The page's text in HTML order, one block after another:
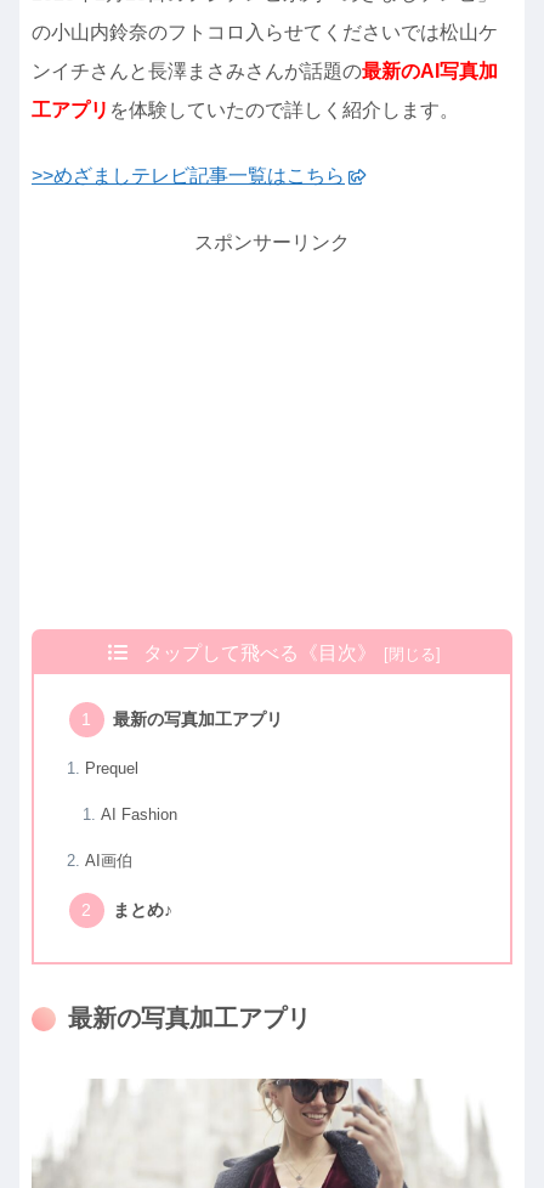
の小山内鈴奈のフトコロ入らせてくださいでは松山ケ
ンイチさんと長澤まさみさんが話題の最新のAI写真加
工アプリ を体験していたので詳しく紹介します。
>>めざましテレビ記事一覧はこちら
スポンサーリンク
タップして飛べる《目次》
最新の写真加工アプリ
Prequel
AI Fashion
AI画伯
まとめ♪
最新の写真加工アプリ